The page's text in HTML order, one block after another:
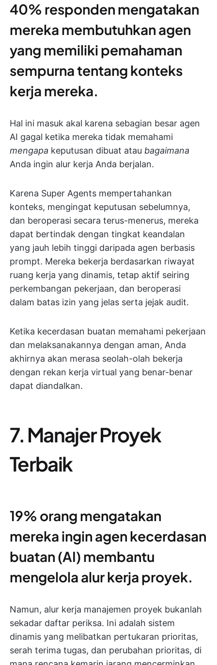
40% responden mengatakan
mereka membutuhkan agen
yang memiliki pemahaman
sempurna tentang konteks
kerja mereka.
Hal ini masuk akal karena sebagian besar agen
AI gagal ketika mereka tidak memahami
mengapa keputusan dibuat atau bagaimana
Anda ingin alur kerja Anda berjalan.
Karena Super Agents mempertahankan
konteks, mengingat keputusan sebelumnya,
dan beroperasi secara terus-menerus, mereka
dapat bertindak dengan tingkat keandalan
yang jauh lebih tinggi daripada agen berbasis
prompt. Mereka bekerja berdasarkan riwayat
ruang kerja yang dinamis, tetap aktif seiring
perkembangan pekerjaan, dan beroperasi
dalam batas izin yang jelas serta jejak audit.
Ketika kecerdasan buatan memahami pekerjaan
dan melaksanakannya dengan aman, Anda
akhirnya akan merasa seolah-olah bekerja
dengan rekan kerja virtual yang benar-benar
dapat diandalkan.
7. Manajer Proyek
Terbaik
19% orang mengatakan
mereka ingin agen kecerdasan
buatan (AI) membantu
mengelola alur kerja proyek.
Namun, alur kerja manajemen proyek bukanlah
sekadar daftar periksa. Ini adalah sistem
dinamis yang melibatkan pertukaran prioritas,
serah terima tugas, dan perubahan prioritas, di